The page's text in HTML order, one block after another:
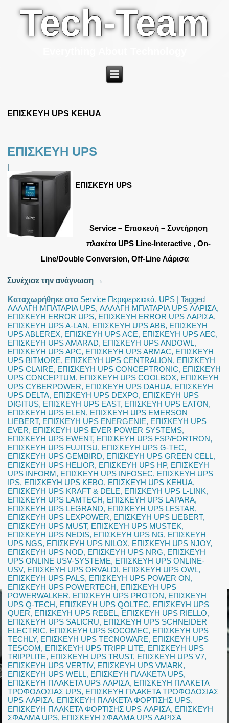
Tech-Team
ΕΠΙΣΚΕΥΗ UPS KEHUA
ΕΠΙΣΚΕΥΗ UPS
|
ΕΠΙΣΚΕΥΗ UPS
Service – Επισκευή – Συντήρηση
πλακέτα UPS Line-Interactive , On-
Line/Double Conversion, Off-Line Λάρισα
Συνέχισε την ανάγνωση →
Καταχωρήθηκε στο Service Περιφερειακά, UPS |Tagged
ΑΛΛΑΓΗ ΜΠΑΤΑΡΙΑ UPS,ΑΛΛΑΓΗ ΜΠΑΤΑΡΙΑ UPS ΛΑΡΙΣΑ,
ΕΠΙΣΚΕΥΗ ERROR UPS, ΕΠΙΣΚΕΥΗ ERROR UPS ΛΑΡΙΣΑ,
ΕΠΙΣΚΕΥΗ UPS A-LAN, ΕΠΙΣΚΕΥΗ UPS ABB, ΕΠΙΣΚΕΥΗ
UPS ABLEREX, ΕΠΙΣΚΕΥΗ UPS ACE, ΕΠΙΣΚΕΥΗ UPS AEC,
ΕΠΙΣΚΕΥΗ UPS AMARAD, ΕΠΙΣΚΕΥΗ UPS ANDOWL,
ΕΠΙΣΚΕΥΗ UPS APC, ΕΠΙΣΚΕΥΗ UPS ARMAC, ΕΠΙΣΚΕΥΗ
UPS BITMORE, ΕΠΙΣΚΕΥΗ UPS CENTRALION, ΕΠΙΣΚΕΥΗ
UPS CLAIRE, ΕΠΙΣΚΕΥΗ UPS CONCEPTRONIC, ΕΠΙΣΚΕΥΗ
UPS CONCEPTUM, ΕΠΙΣΚΕΥΗ UPS COOLBOX, ΕΠΙΣΚΕΥΗ
UPS CYBERPOWER, ΕΠΙΣΚΕΥΗ UPS DAHUA, ΕΠΙΣΚΕΥΗ
UPS DELTA, ΕΠΙΣΚΕΥΗ UPS DEXPO, ΕΠΙΣΚΕΥΗ UPS
DIGITUS, ΕΠΙΣΚΕΥΗ UPS EAST, ΕΠΙΣΚΕΥΗ UPS EATON,
ΕΠΙΣΚΕΥΗ UPS ELEN, ΕΠΙΣΚΕΥΗ UPS EMERSON
LIEBERT, ΕΠΙΣΚΕΥΗ UPS ENERGENIE, ΕΠΙΣΚΕΥΗ UPS
EVER, ΕΠΙΣΚΕΥΗ UPS EVER POWER SYSTEMS,
ΕΠΙΣΚΕΥΗ UPS EWENT, ΕΠΙΣΚΕΥΗ UPS FSP/FORTRON,
ΕΠΙΣΚΕΥΗ UPS FUJITSU, ΕΠΙΣΚΕΥΗ UPS G-TEC,
ΕΠΙΣΚΕΥΗ UPS GEMBIRD, ΕΠΙΣΚΕΥΗ UPS GREEN CELL,
ΕΠΙΣΚΕΥΗ UPS HELIOR, ΕΠΙΣΚΕΥΗ UPS HP, ΕΠΙΣΚΕΥΗ
UPS INFORM, ΕΠΙΣΚΕΥΗ UPS INFOSEC, ΕΠΙΣΚΕΥΗ UPS
IPS, ΕΠΙΣΚΕΥΗ UPS KEBO, ΕΠΙΣΚΕΥΗ UPS KEHUA,
ΕΠΙΣΚΕΥΗ UPS KRAFT & DELE, ΕΠΙΣΚΕΥΗ UPS L-LINK,
ΕΠΙΣΚΕΥΗ UPS LAMTECH, ΕΠΙΣΚΕΥΗ UPS LAPARA,
ΕΠΙΣΚΕΥΗ UPS LEGRAND, ΕΠΙΣΚΕΥΗ UPS LESTAR,
ΕΠΙΣΚΕΥΗ UPS LEXPOWER, ΕΠΙΣΚΕΥΗ UPS LIEBERT,
ΕΠΙΣΚΕΥΗ UPS MUST, ΕΠΙΣΚΕΥΗ UPS MUSTEK,
ΕΠΙΣΚΕΥΗ UPS NEDIS, ΕΠΙΣΚΕΥΗ UPS NG, ΕΠΙΣΚΕΥΗ
UPS NGS, ΕΠΙΣΚΕΥΗ UPS NILOX, ΕΠΙΣΚΕΥΗ UPS NJOY,
ΕΠΙΣΚΕΥΗ UPS NOD, ΕΠΙΣΚΕΥΗ UPS NRG, ΕΠΙΣΚΕΥΗ
UPS ONLINE USV-SYSTEME, ΕΠΙΣΚΕΥΗ UPS ONLINE-
USV, ΕΠΙΣΚΕΥΗ UPS ORVALDI, ΕΠΙΣΚΕΥΗ UPS OWL,
ΕΠΙΣΚΕΥΗ UPS PALS, ΕΠΙΣΚΕΥΗ UPS POWER ON,
ΕΠΙΣΚΕΥΗ UPS POWERTECH, ΕΠΙΣΚΕΥΗ UPS
POWERWALKER, ΕΠΙΣΚΕΥΗ UPS PROTON, ΕΠΙΣΚΕΥΗ
UPS Q-TECH, ΕΠΙΣΚΕΥΗ UPS QOLTEC, ΕΠΙΣΚΕΥΗ UPS
QUER, ΕΠΙΣΚΕΥΗ UPS REBEL, ΕΠΙΣΚΕΥΗ UPS RIELLO,
ΕΠΙΣΚΕΥΗ UPS SALICRU, ΕΠΙΣΚΕΥΗ UPS SCHNEIDER
ELECTRIC, ΕΠΙΣΚΕΥΗ UPS SOCOMEC, ΕΠΙΣΚΕΥΗ UPS
TECHLY, ΕΠΙΣΚΕΥΗ UPS TECNOWARE, ΕΠΙΣΚΕΥΗ UPS
TESCOM, ΕΠΙΣΚΕΥΗ UPS TRIPP LITE, ΕΠΙΣΚΕΥΗ UPS
TRIPPLITE, ΕΠΙΣΚΕΥΗ UPS TRUST, ΕΠΙΣΚΕΥΗ UPS V7,
ΕΠΙΣΚΕΥΗ UPS VERTIV, ΕΠΙΣΚΕΥΗ UPS VMARK,
ΕΠΙΣΚΕΥΗ UPS WELL, ΕΠΙΣΚΕΥΗ ΠΛΑΚΕΤΑ UPS,
ΕΠΙΣΚΕΥΗ ΠΛΑΚΕΤΑ UPS ΛΑΡΙΣΑ, ΕΠΙΣΚΕΥΗ ΠΛΑΚΕΤΑ
ΤΡΟΦΟΔΟΣΙΑΣ UPS, ΕΠΙΣΚΕΥΗ ΠΛΑΚΕΤΑ ΤΡΟΦΟΔΟΣΙΑΣ
UPS ΛΑΡΙΣΑ, ΕΠΙΣΚΕΥΗ ΠΛΑΚΕΤΑ ΦΟΡΤΙΣΗΣ UPS,
ΕΠΙΣΚΕΥΗ ΠΛΑΚΕΤΑ ΦΟΡΤΙΣΗΣ UPS ΛΑΡΙΣΑ, ΕΠΙΣΚΕΥΗ
ΣΦΑΛΜΑ UPS, ΕΠΙΣΚΕΥΗ ΣΦΑΛΜΑ UPS ΛΑΡΙΣΑ